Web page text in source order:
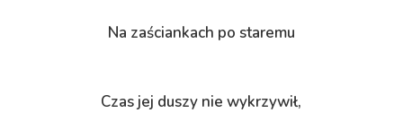
Na zaściankach po staremu
Czas jej duszy nie wykrzywił,